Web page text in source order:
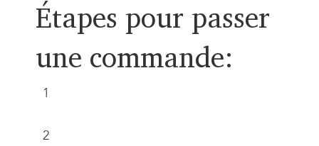
Étapes pour passer
une commande:
1
2